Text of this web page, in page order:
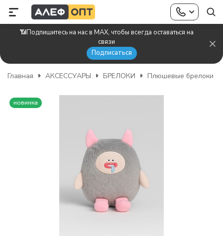
📶Подпишитесь на нас в MAX, чтобы всегда оставаться на
связи
Подписаться
Главная АКСЕССУАРЫ БРЕЛОКИ Плюшевые брелоки
новинка